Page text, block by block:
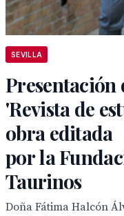
SEVILLA
Presentación
'Revista de
obra editada
por la
Taurinos
Doña Fátima Halcón